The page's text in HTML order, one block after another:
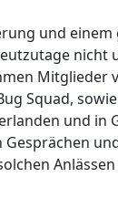
und
nicht
Mitglieder
Squad,
und